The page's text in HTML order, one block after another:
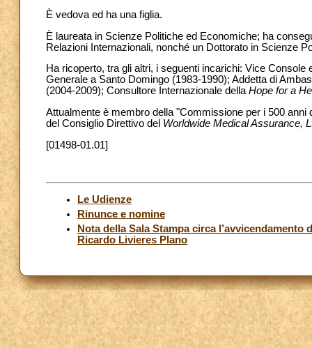
È vedova ed ha una figlia.
È laureata in Scienze Politiche ed Economiche; ha
Relazioni Internazionali, nonché un Dottorato in Scienze
Ha ricoperto, tra gli altri, i seguenti incarichi: Vice
Generale a Santo Domingo (1983-1990); Addetta di
(2004-2009); Consultore Internazionale dellaHope for a
Attualmente è membro della "Commissione per i 500
del Consiglio Direttivo del Worldwide Medical Assurance,
[01498-01.01]
Le Udienze
Rinunce e nomine
Nota della Sala Stampa circa
Ricardo Livieres Plano